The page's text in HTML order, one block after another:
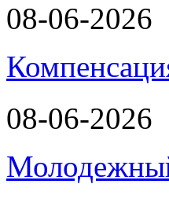
08-06-2026
08-06-2026